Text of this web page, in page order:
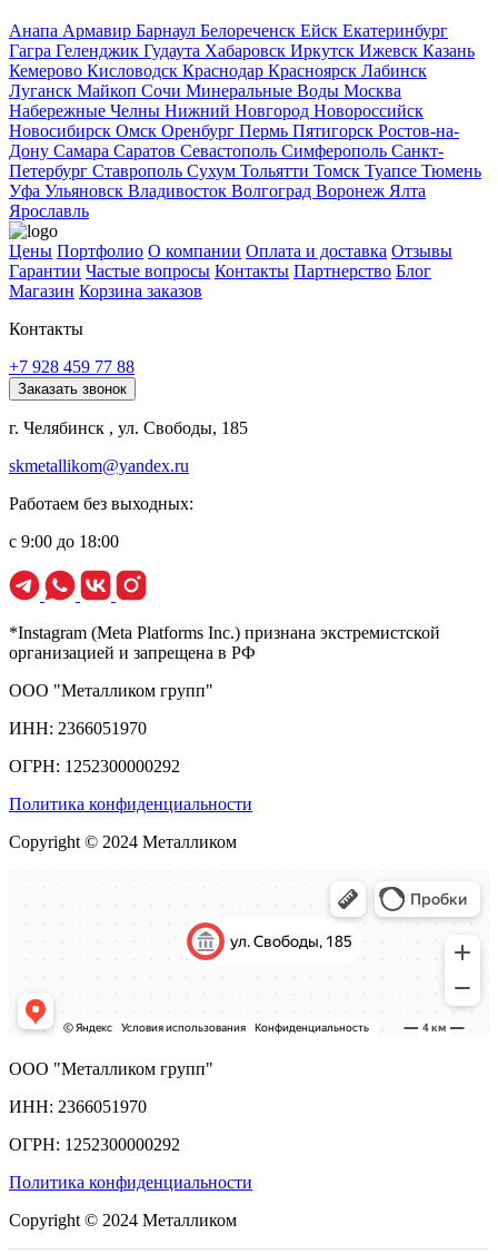
Анапа Армавир Барнаул Белореченск Ейск Екатеринбург
Гагра Геленджик Гудаута Хабаровск Иркутск Ижевск Казань
Кемерово Кисловодск Краснодар Красноярск Лабинск
Луганск Майкоп Сочи Минеральные Воды Москва
Набережные Челны Нижний Новгород Новороссийск
Новосибирск Омск Оренбург Пермь Пятигорск Ростов-на-
Дону Самара Саратов Севастополь Симферополь Санкт-
Петербург Ставрополь Сухум Тольятти Томск Туапсе Тюмень
Уфа Ульяновск Владивосток Волгоград Воронеж Ялта
Ярославль
Цены Портфолио О компании Оплата и доставка Отзывы
Гарантии Частые вопросы Контакты Партнерство Блог
Магазин Корзина заказов
Контакты
+7 928 459 77 88
Заказать звонок
г. Челябинск , ул. Свободы, 185
skmetallikom@yandex.ru
Работаем без выходных:
с 9:00 до 18:00
*Instagram (Meta Platforms Inc.) признана экстремистской
организацией и запрещена в РФ
ООО "Металликом групп"
ИНН: 2366051970
ОГРН: 1252300000292
Политика конфиденциальности
Copyright © 2024 Металликом
ООО "Металликом групп"
ИНН: 2366051970
ОГРН: 1252300000292
Политика конфиденциальности
Copyright © 2024 Металликом